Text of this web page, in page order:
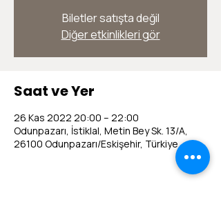
Biletler satışta değil
Diğer etkinlikleri gör
Saat ve Yer
26 Kas 2022 20:00 – 22:00
Odunpazarı, İstiklal, Metin Bey Sk. 13/A,
26100 Odunpazarı/Eskişehir, Türkiye